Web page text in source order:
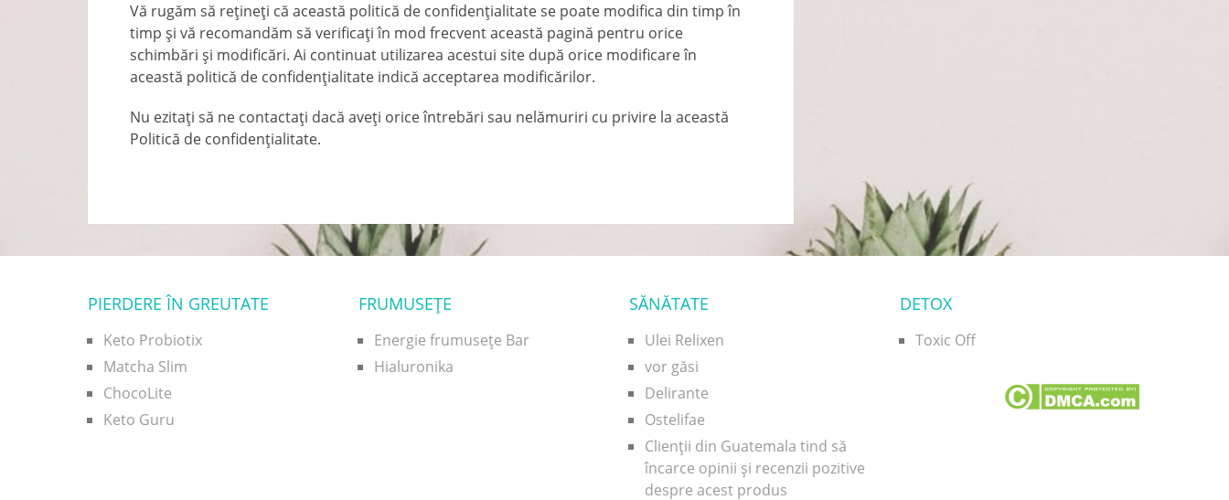
Vă rugăm să rețineți că această politică de confidențialitate se poate modifica din timp în
timp și vă recomandăm să verificați în mod frecvent această pagină pentru orice
schimbări și modificări. Ai continuat utilizarea acestui site după orice modificare în
această politică de confidențialitate indică acceptarea modificărilor.
Nu ezitați să ne contactați dacă aveți orice întrebări sau nelămuriri cu privire la această
Politică de confidențialitate.
PIERDERE ÎN GREUTATE
Keto Probiotix
Matcha Slim
ChocoLite
Keto Guru
FRUMUSEŢE
Energie frumusețe Bar
Hialuronika
SĂNĂTATE
Ulei Relixen
vor găsi
Delirante
Ostelifae
Clienții din Guatemala tind să
încarce opinii și recenzii pozitive
despre acest produs
DETOX
Toxic Off